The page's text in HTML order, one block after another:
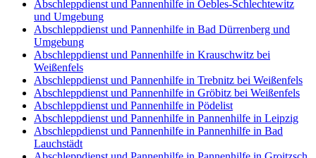
Abschleppdienst und Pannenhilfe in Oebles-Schlechtewitz
und Umgebung
Abschleppdienst und Pannenhilfe in Bad Dürrenberg und
Umgebung
Abschleppdienst und Pannenhilfe in Krauschwitz bei
Weißenfels
Abschleppdienst und Pannenhilfe in Trebnitz bei Weißenfels
Abschleppdienst und Pannenhilfe in Gröbitz bei Weißenfels
Abschleppdienst und Pannenhilfe in Pödelist
Abschleppdienst und Pannenhilfe in Pannenhilfe in Leipzig
Abschleppdienst und Pannenhilfe in Pannenhilfe in Bad
Lauchstädt